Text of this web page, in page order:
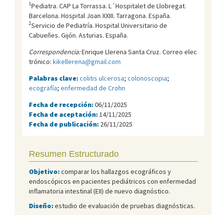
1Pediatra. CAP La Torrassa. L´Hospitalet de Llobregat.
Barcelona. Hospital Joan XXIII. Tarragona. España.
2Servicio de Pediatría. Hospital Universitario de
Cabueñes. Gijón. Asturias. España.
Correspondencia:Enrique Llerena Santa Cruz. Correo elec
trónico: kikellerena@gmail.com
Palabras clave:colitis ulcerosa; colonoscopia;
ecografía; enfermedad de Crohn
Fecha de recepción:06/11/2025
Fecha de aceptación: 14/11/2025
Fecha de publicación: 26/11/2025
Resumen Estructurado
Objetivo:comparar los hallazgos ecográficos y
endoscópicos en pacientes pediátricos con enfermedad
inflamatoria intestinal (EII) de nuevo diagnóstico.
Diseño:estudio de evaluación de pruebas diagnósticas.